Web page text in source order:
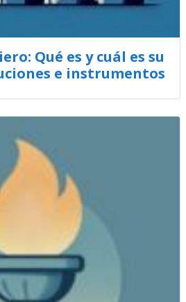
Qué es y cuál es su
e instrumentos